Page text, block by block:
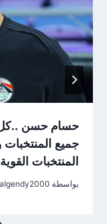
حسام حسن ..كل
جميع
المنتخبات القوية
بواسطة